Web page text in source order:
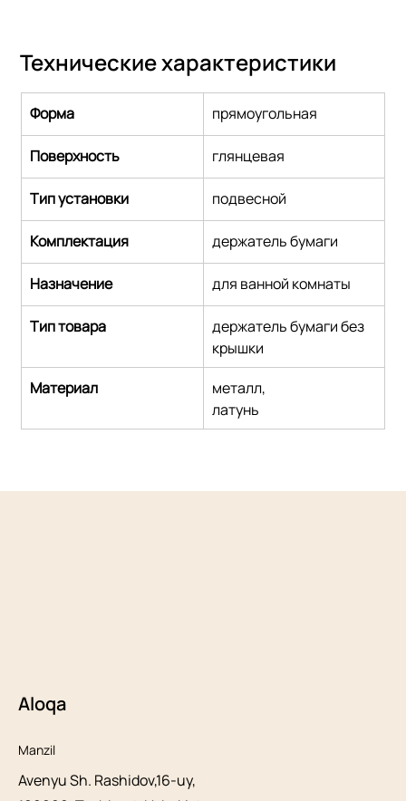
Технические характеристики
Форма прямоугольная
Поверхность глянцевая
Тип установки подвесной
Комплектация держатель бумаги
Назначение для ванной комнаты
Тип товара
держатель бумаги без
крышки
Материал
металл,
латунь
Aloqa
Manzil
Avenyu Sh. Rashidov,16-uy,